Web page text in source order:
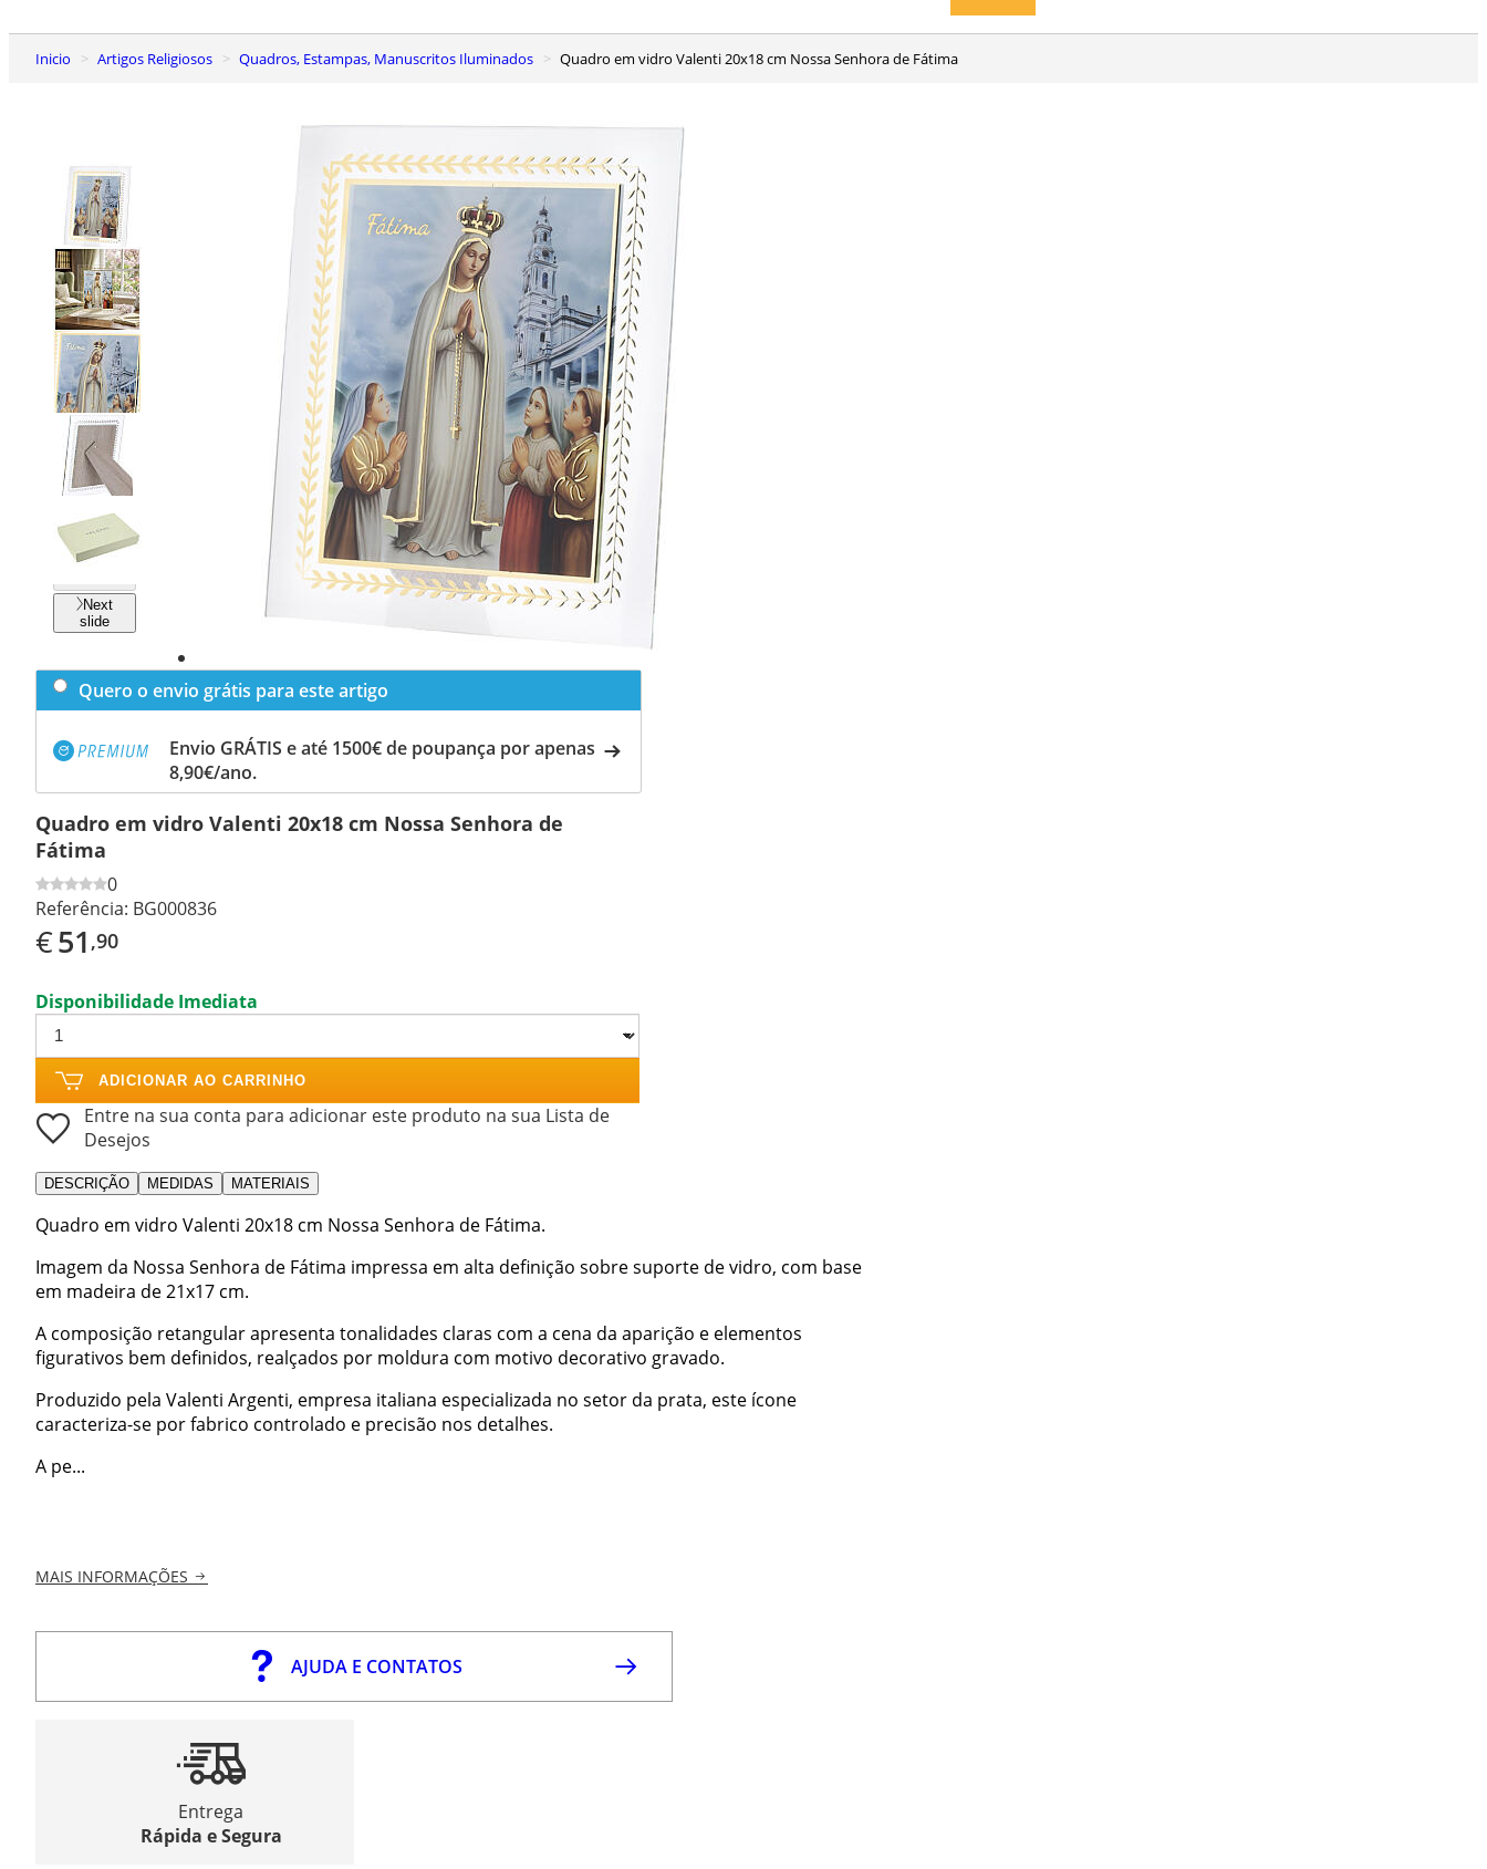
Inicio Artigos Religiosos Quadros, Estampas, Manuscritos Iluminados Quadro em vidro Valenti 20x18 cm Nossa Senhora de Fátima
Previous
Next
slide
Quero o envio grátis para este artigo
Envio GRÁTIS e até 1500€ de poupança por apenas
8,90€/ano.
Quadro em vidro Valenti 20x18 cm Nossa Senhora de
Fátima
0
Referência: BG000836
€51 ,90
Disponibilidade Imediata
ADICIONAR AO CARRINHO
Entre na sua conta para adicionar este produto na sua Lista de
Desejos
DESCRIÇÃO MEDIDAS MATERIAIS
Quadro em vidro Valenti 20x18 cm Nossa Senhora de Fátima.
Imagem da Nossa Senhora de Fátima impressa em alta definição sobre suporte de vidro, com base
em madeira de 21x17 cm.
A composição retangular apresenta tonalidades claras com a cena da aparição e elementos
figurativos bem definidos, realçados por moldura com motivo decorativo gravado.
Produzido pela Valenti Argenti, empresa italiana especializada no setor da prata, este ícone
caracteriza-se por fabrico controlado e precisão nos detalhes.
A pe...
MAIS INFORMAÇÕES
AJUDA E CONTATOS
Entrega
Rápida e Segura